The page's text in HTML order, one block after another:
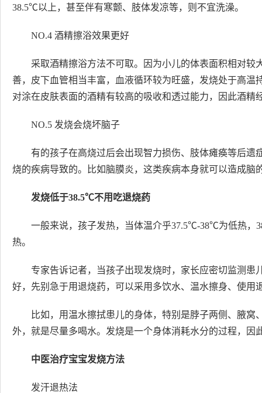
38.5℃以上，甚至伴有寒颤、肢体发凉等，则不宜洗澡。
NO.4 酒精擦浴效果更好
采取酒精擦浴方法不可取。因为小儿的体表面积相对
善，皮下血管相当丰富，血液循环较为旺盛，发烧处于高
对涂在皮肤表面的酒精有较高的吸收和透过能力，因此酒精
NO.5 发烧会烧坏脑子
有的孩子在高烧过后会出现智力损伤、肢体瘫痪等后遗
烧的疾病导致的。比如脑膜炎，这类疾病本身就可以造成脑
发烧低于38.5℃不用吃退烧药
一般来说，孩子发热，当体温介乎37.5℃-38℃为低热
热。
专家告诉记者，当孩子出现发烧时，家长应密切监测
好，先别急于用退烧药，可以采用多饮水、温水擦身、使用
比如，用温水擦拭患儿的身体，特别是脖子两侧、腋
外，就是尽量多喝水。发烧是一个身体消耗水分的过程，因
中医治疗宝宝发烧方法
发汗退热法